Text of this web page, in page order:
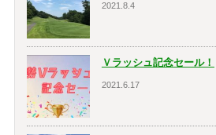
2021.8.4
Ｖラッシュ記念セール！
2021.6.17